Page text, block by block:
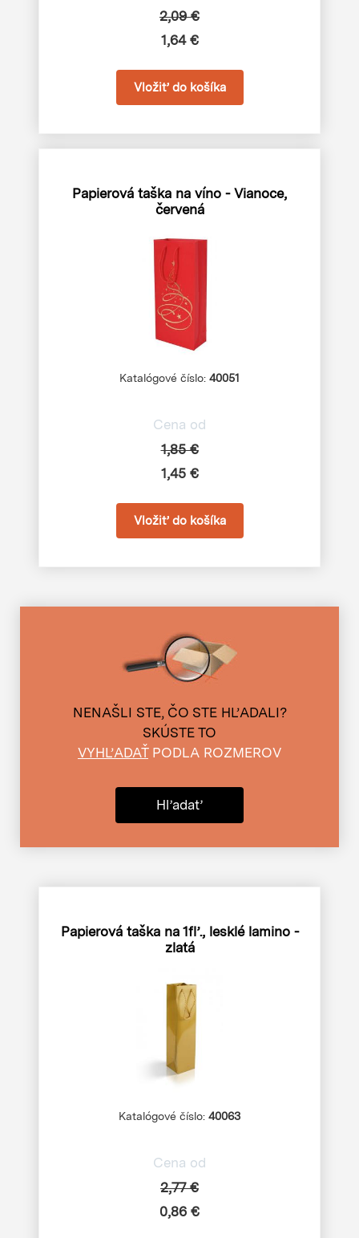
2,09 €
1,64 €
Papierová taška na víno - Vianoce,
červená
Katalógové číslo: 40051
Cena od
1,85 €
1,45 €
NENAŠLI STE, ČO STE HĽADALI?
SKÚSTE TO
VYHĽADAŤPODLA ROZMEROV
Hľadať
Papierová taška na 1fľ., lesklé lamino -
zlatá
Katalógové číslo: 40063
Cena od
2,77 €
0,86 €